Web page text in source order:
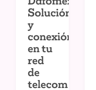
Solución
y
conexión
en tu
red
de
telecom